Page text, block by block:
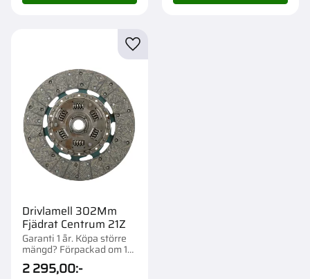
Drivlamell 302Mm
Fjädrat Centrum 21Z
Garanti 1 år. Köpa större
mängd? Förpackad om 1
st.
2 295,00:-
Lägg till i favoriter